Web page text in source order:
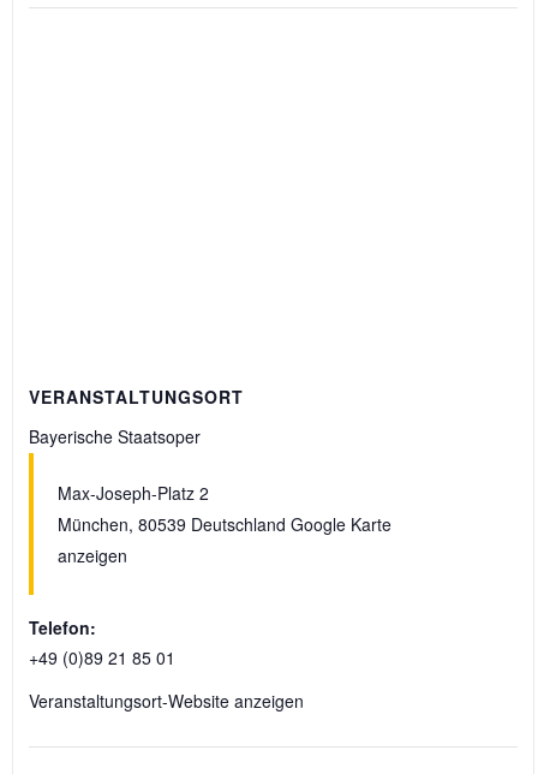
VERANSTALTUNGSORT
Bayerische Staatsoper
Max-Joseph-Platz 2
München, 80539 Deutschland Google Karte
anzeigen
Telefon:
+49 (0)89 21 85 01
Veranstaltungsort-Website anzeigen